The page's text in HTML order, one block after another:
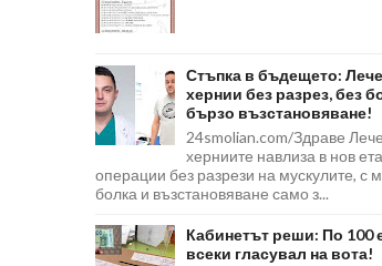
Стъпка в бъдещето:
хернии без разрез, без
бързо възстановяване!
24smolian.com/Здраве
херниите навлиза в нов
операции без разрези на мускулите, с
болка и възстановяване само з...
Кабинетът реши: По 100
всеки гласувал на вота!